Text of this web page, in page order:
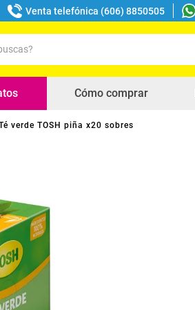
Venta telefónica (606) 8850505
Cómo comprar
verde TOSH piña x20 sobres
buscados